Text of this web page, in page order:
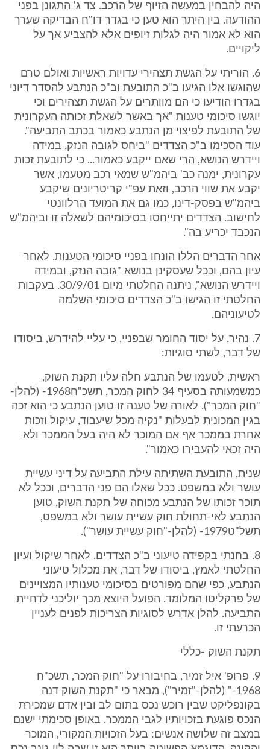
היה להבחין במעשה הזיוף של הרכב. צד ג' התגונן בפני
ההודעה. בין היתר הוא טען כי בגדר דו"ח הבדיקה שערך
הוא לא אמור היה לגלות זיופים אלא להצביע אך על
ליקויים.
6. הוריתי על הגשת תצהירי עדויות ראשיות ואולם טרם
שהוגשו אלו הגיעו ב"כ התובעת וב"כ הנתבע להסדר דיוני
בגדרו הודיעו כי הם מוותרים על הגשת תצהירים וכי
יוגשו סיכומי טענות "אך באשר לשאלת זכותה העקרונית
של התובעת לפיצוי מן הנתבע כאמור בכתב התביעה".
עוד הסכימו ב"כ הצדדים "ביחס לגובה הנזק, במידה
ויידרש הנושא, הרי שאם ייקבע כאמור... כי לתובעת זכות
עקרונית, ימנה כב' ביהמ"ש שמאי רכב מטעמו, אשר
יקבע את שווי הרכב, וזאת עפ"י קריטריונים שיקבע
ביהמ"ש בפסק-דינו, כמו גם את המועד הרלוונטי
לחישוב. הצדדים יתייחסו בסיכומיהם לשאלה זו וביהמ"ש
הנכבד יכריע בה".
אחר הדברים הללו הונחו בפניי סיכומי הטענות. לאחר
עיון בהם, וככל שעסקינן בנושא "גובה הנזק, ובמידה
ויידרש הנושא", ניתנה החלטתי מיום 30/9/01. בעקבות
החלטתי זו הגישו ב"כ הצדדים סיכומי השלמה
לטיעוניהם.
7. נהיר, על יסוד החומר שבפניי, כי עליי להידרש, ביסודו
של דבר, לשתי סוגיות:
ראשית, לטעמו של הנתבע חלה עליו תקנת השוק,
כמשמעותה בסעיף 34 לחוק המכר, תשכ"ח1968- (להלן-
"חוק המכר"). לאורה של טענה זו טוען הנתבע כי הוא זכה
בגין המכונית לבעלות "נקיה מכל שיעבוד, עיקול וזכות
אחרת בממכר אף אם המוכר לא היה בעל הממכר ולא
היה זכאי להעבירו כאמור".
שנית, התובעת השתיתה עילת התביעה על דיני עשיית
עושר ולא במשפט. ככל שאלו הם פני הדברים, וככל לא
תוכר זכותו של הנתבע מכוחה של תקנת השוק, טוען
הנתבע לאי-תחולת חוק עשיית עושר ולא במשפט,
תשל"ט1979- (להלן-"חוק עשיית עושר").
8. בחנתי בקפידה טיעוני ב"כ הצדדים. לאחר שיקול ועיון
החלטתי לאמץ, ביסודו של דבר, את מכלול טיעוני
הנתבע, כפי שהם מפורטים בסיכומי טענותיו המצויינים
של פרקליטו המלומד. הפועל היוצא מכך יוליכני לדחיית
התביעה. להלן אדרש לסוגיות הצריכות לפנים לעניין
הכרעתי זו.
תקנת השוק -כללי
9. פרופ' איל זמיר, בחיבורו על "חוק המכר, תשכ"ח
1968-" (להלן-"זמיר"), מבאר כי "תקנת השוק דנה
בקונפליקט שבין רוכש נכס בתום לב ובין אדם שמכירת
הנכס פוגעת בזכויותיו לגבי הממכר. באופן סכימתי ישנם
במצב זה שלושה אנשים: בעל הזכויות המקורי, המוכר